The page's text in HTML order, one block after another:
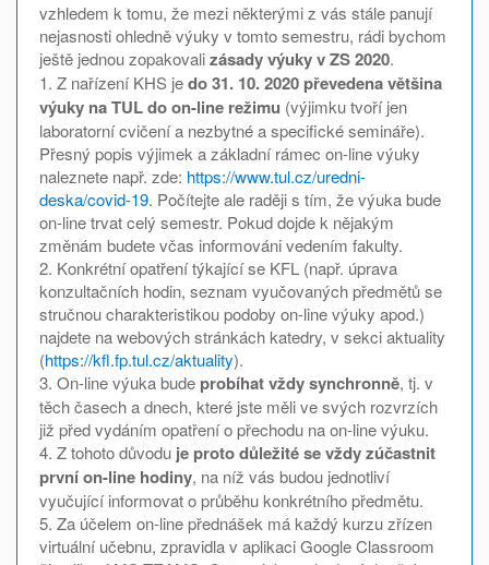
vzhledem k tomu, že mezi některými z vás stále panují
nejasnosti ohledně výuky v tomto semestru, rádi bychom
ještě jednou zopakovalizásady výuky v ZS 2020.
1. Z nařízení KHS jedo 31. 10. 2020 převedena většina
výuky na TUL do on-line režimu (výjimku tvoří jen
laboratorní cvičení a nezbytné a specifické semináře).
Přesný popis výjimek a základní rámec on-line výuky
naleznete např. zde: https://www.tul.cz/uredni-
deska/covid-19. Počítejte ale raději s tím, že výuka bude
on-line trvat celý semestr. Pokud dojde k nějakým
změnám budete včas informováni vedením fakulty.
2. Konkrétní opatření týkající se KFL (např. úprava
konzultačních hodin, seznam vyučovaných předmětů se
stručnou charakteristikou podoby on-line výuky apod.)
najdete na webových stránkách katedry, v sekci aktuality
(https://kfl.fp.tul.cz/aktuality).
3. On-line výuka bude probíhat vždy synchronně, tj. v
těch časech a dnech, které jste měli ve svých rozvrzích
již před vydáním opatření o přechodu na on-line výuku.
4. Z tohoto důvodu je proto důležité se vždy zúčastnit
první on-line hodiny, na níž vás budou jednotliví
vyučující informovat o průběhu konkrétního předmětu.
5. Za účelem on-line přednášek má každý kurzu zřízen
virtuální učebnu, zpravidla v aplikaci Google Classroom